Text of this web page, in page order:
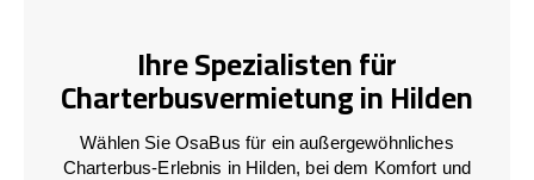
Ihre Spezialisten für
Charterbusvermietung in Hilden
Wählen Sie OsaBus für ein außergewöhnliches
Charterbus-Erlebnis in Hilden, bei dem Komfort und